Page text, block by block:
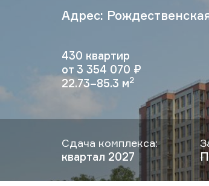
Адрес:
430 квартир
от 3 354 070 ₽
22.73–85.3 м2
Сдача комплекса:
квартал 2027